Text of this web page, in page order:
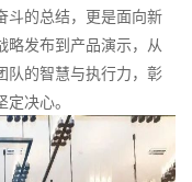
斗的总结，更是面向新
略发布到产品演示，从
队的智慧与执行力，彰
决心。